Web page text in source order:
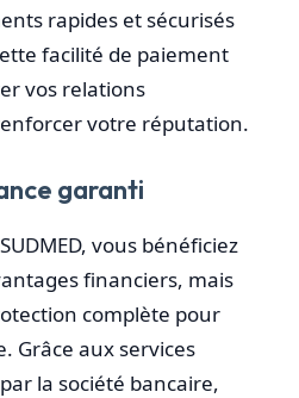
rapides et sécurisés
facilité de paiement
vos relations
votre réputation.
garanti
vous bénéficiez
financiers, mais
complète pour
Grâce aux services
la société bancaire,